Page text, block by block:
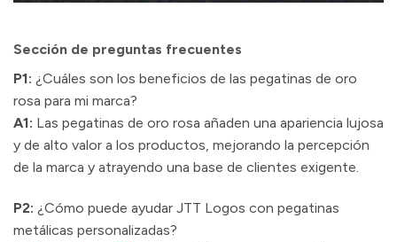
Sección de preguntas frecuentes
P1: ¿Cuáles son los beneficios de las pegatinas de oro
rosa para mi marca?
A1: Las pegatinas de oro rosa añaden una apariencia lujosa
y de alto valor a los productos, mejorando la percepción
de la marca y atrayendo una base de clientes exigente.
P2: ¿Cómo puede ayudar JTT Logos con pegatinas
metálicas personalizadas?